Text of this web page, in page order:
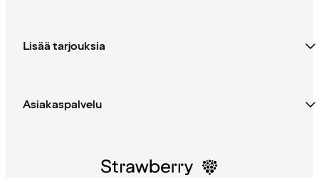
Lisää tarjouksia
Asiakaspalvelu